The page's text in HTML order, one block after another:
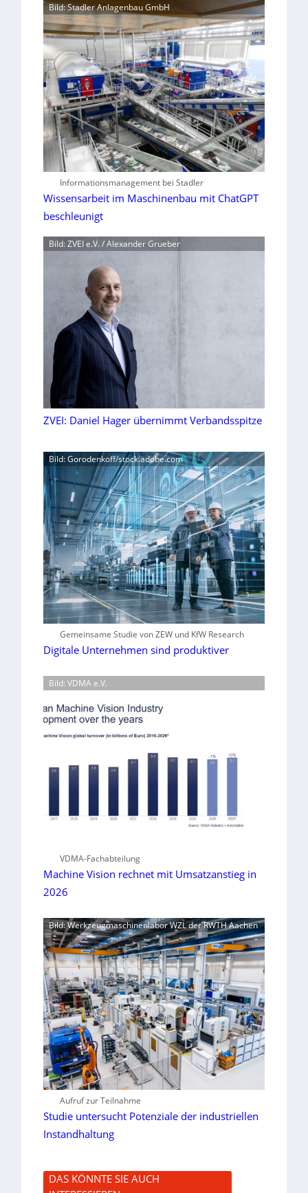
Bild: Stadler Anlagenbau GmbH
Informationsmanagement bei Stadler
Wissensarbeit im Maschinenbau mit ChatGPT
beschleunigt
Bild: ZVEI e.V. / Alexander Grueber
ZVEI: Daniel Hager übernimmt Verbandsspitze
Bild: Gorodenkoff/stock.adobe.com
Gemeinsame Studie von ZEW und KfW Research
Digitale Unternehmen sind produktiver
Bild: VDMA e.V.
VDMA-Fachabteilung
Machine Vision rechnet mit Umsatzanstieg in
2026
Bild: Werkzeugmaschinenlabor WZL der RWTH Aachen
Aufruf zur Teilnahme
Studie untersucht Potenziale der industriellen
Instandhaltung
DAS KÖNNTE SIE AUCH